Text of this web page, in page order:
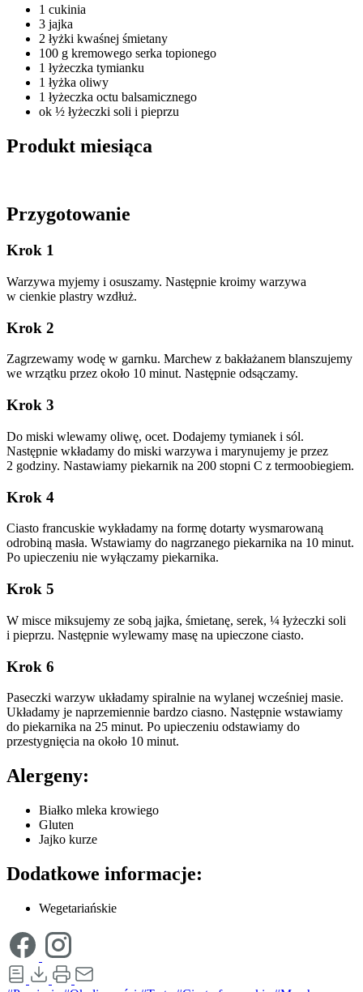
1 cukinia
3 jajka
2 łyżki kwaśnej śmietany
100 g kremowego serka topionego
1 łyżeczka tymianku
1 łyżka oliwy
1 łyżeczka octu balsamicznego
ok ½ łyżeczki soli i pieprzu
Produkt miesiąca
Przygotowanie
Krok 1
Warzywa myjemy i osuszamy. Następnie kroimy warzywa
w cienkie plastry wzdłuż.
Krok 2
Zagrzewamy wodę w garnku. Marchew z bakłażanem blanszujemy
we wrzątku przez około 10 minut. Następnie odsączamy.
Krok 3
Do miski wlewamy oliwę, ocet. Dodajemy tymianek i sól.
Następnie wkładamy do miski warzywa i marynujemy je przez
2 godziny. Nastawiamy piekarnik na 200 stopni C z termoobiegiem.
Krok 4
Ciasto francuskie wykładamy na formę dotarty wysmarowaną
odrobiną masła. Wstawiamy do nagrzanego piekarnika na 10 minut.
Po upieczeniu nie wyłączamy piekarnika.
Krok 5
W misce miksujemy ze sobą jajka, śmietanę, serek, ¼ łyżeczki soli
i pieprzu. Następnie wylewamy masę na upieczone ciasto.
Krok 6
Paseczki warzyw układamy spiralnie na wylanej wcześniej masie.
Układamy je naprzemiennie bardzo ciasno. Następnie wstawiamy
do piekarnika na 25 minut. Po upieczeniu odstawiamy do
przestygnięcia na około 10 minut.
Alergeny:
Białko mleka krowiego
Gluten
Jajko kurze
Dodatkowe informacje:
Wegetariańskie